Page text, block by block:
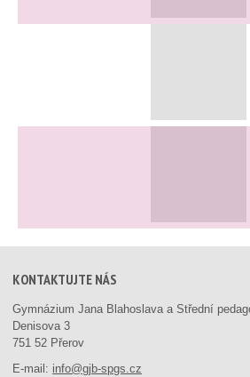
KONTAKTUJTE NÁS
Gymnázium Jana Blahoslava a Střední
Denisova 3
751 52 Přerov
E-mail: info@gjb-spgs.cz